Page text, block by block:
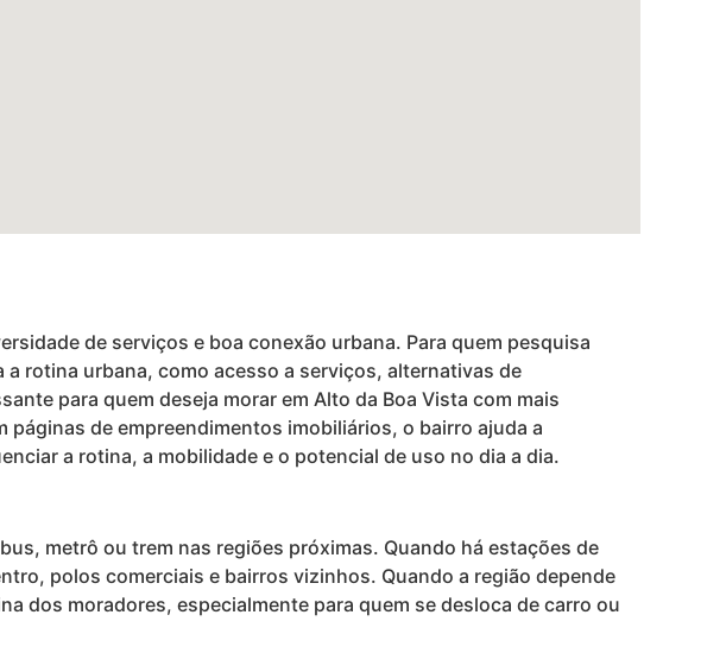
de serviços e boa conexão urbana. Para quem pesquisa
rotina urbana, como acesso a serviços, alternativas de
para quem deseja morar em Alto da Boa Vista com mais
de empreendimentos imobiliários, o bairro ajuda a
a rotina, a mobilidade e o potencial de uso no dia a dia.
metrô ou trem nas regiões próximas. Quando há estações de
polos comerciais e bairros vizinhos. Quando a região depende
dos moradores, especialmente para quem se desloca de carro ou